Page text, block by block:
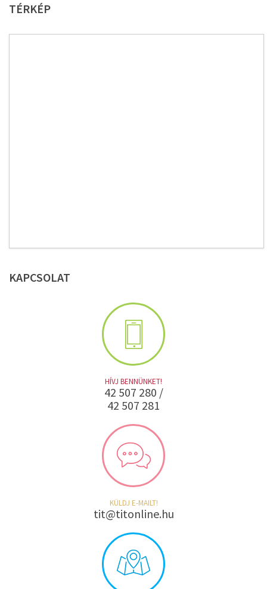
TÉRKÉP
KAPCSOLAT
HÍVJ BENNÜNKET!
42 507 280 /
42 507 281
KÜLDJ E-MAILT!
tit@titonline.hu